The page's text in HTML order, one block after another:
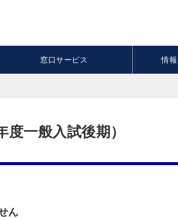
窓口サービス 情
一般入試後期）
ん